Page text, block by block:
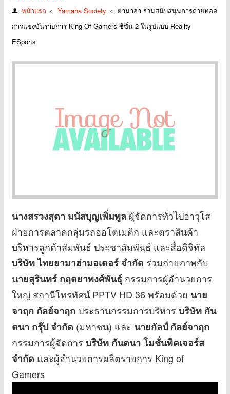
หน้าแรก » Yamaha Society » ยามาฮ่า ร่วมสนับสนุนการถ่ายทอด
การแข่งขันรายการ King Of Gamers ซีซั่น 2 ในรูปแบบ Reality
ESports
นางสรวงสุดา มนัสบุญเพิ่มพูล ผู้จัดการทั่วไปอาวุโส
ฝ่ายการตลาดกลุ่มรถออโตเมติก และตราสินค้า
บริหารลูกค้าสัมพันธ์ ประชาสัมพันธ์ และสื่อดิจิทัล
บริษัท ไทยยามาฮ่ามอเตอร์ จำกัด ร่วมถ่ายภาพกับ
นายสุรินทร์ กฤตยาพงศ์พันธุ์ กรรมการผู้อำนวยการ
ใหญ่ สถานีโทรทัศน์ PPTV HD 36 พร้อมด้วย นาย
จาฤก กัลย์จาฤก ประธานกรรมการบริหาร บริษัท กัน
ตนา กรุ๊ป จำกัด (มหาชน) และ นายกัลป์ กัลย์จาฤก
กรรมการผู้จัดการ บริษัท กันตนา โมชั่นพิคเจอร์ส
จำกัด และผู้อำนวยการผลิตรายการ King of
Gamers